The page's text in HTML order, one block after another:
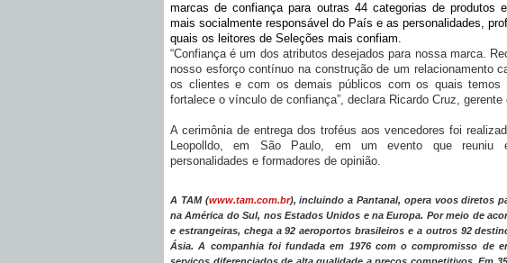
marcas de confiança para outras 44 categorias de produtos
mais socialmente responsável do País e as personalidades,
quais os leitores de Seleções mais confiam.
“Confiança é um dos atributos desejados para nossa marca.
nosso esforço contínuo na construção de um relacionamento
os clientes e com os demais públicos com os quais temos
fortalece o vínculo de confiança”, declara Ricardo Cruz, gerente
A cerimônia de entrega dos troféus aos vencedores foi
Leopolldo, em São Paulo, em um evento que reuniu
personalidades e formadores de opinião.
A TAM (www.tam.com.br), incluindo a Pantanal, opera voos diretos
na América do Sul, nos Estados Unidos e na Europa. Por meio de
e estrangeiras, chega a 92 aeroportos brasileiros e a outros 92
Ásia. A companhia foi fundada em 1976 com o compromisso de